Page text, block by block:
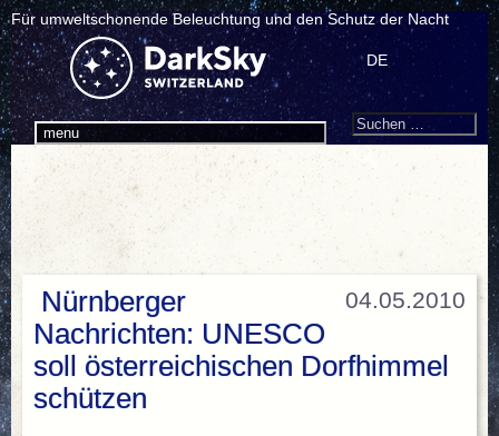
Für umweltschonende Beleuchtung und den Schutz der Nacht
menu
DE
Search
Suchen
04.05.2010
Nürnberger
Nachrichten: UNESCO
soll österreichischen Dorfhimmel
schützen